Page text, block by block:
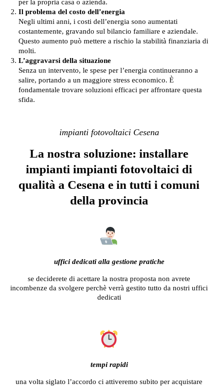
per la propria casa o azienda.
Il problema del costo dell’energia
Negli ultimi anni, i costi dell’energia sono aumentati
costantemente, gravando sul bilancio familiare e aziendale.
Questo aumento può mettere a rischio la stabilità finanziaria di
molti.
L’aggravarsi della situazione
Senza un intervento, le spese per l’energia continueranno a
salire, portando a un maggiore stress economico. È
fondamentale trovare soluzioni efficaci per affrontare questa
sfida.
impianti fotovoltaici Cesena
La nostra soluzione: installare
impianti impianti fotovoltaici di
qualità a Cesena e in tutti i comuni
della provincia
uffici dedicati alla gestione pratiche
se deciderete di acettare la nostra proposta non avrete
incombenze da svolgere perchè verrà gestito tutto da nostri uffici
dedicati
tempi rapidi
una volta siglato l’accordo ci attiveremo subito per acquistare